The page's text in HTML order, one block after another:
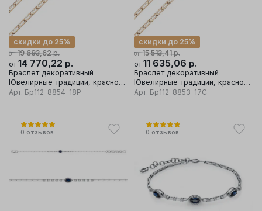
от 19 693,62р.
скидки до 25%
от 14 770,22 р.
Браслет декоративный
Ювелирные традиции, красное
золото 585 проба, вставка
Арт. Бр112-8854-18Р
от 15 513,41р.
скидки до 25%
от 11 635,06 р.
Браслет декоративный
Ювелирные традиции, красное
золото 585 проба, вставка
Арт. Бр112-8853-17С
0 отзывов 0 отзывов